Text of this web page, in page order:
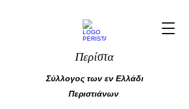
Περίστα
Σύλλογος των εν Ελλάδι
Περιστιάνων